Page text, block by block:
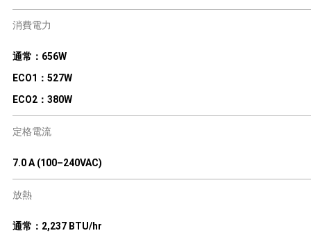
消費電力
通常：656W
ECO1：527W
ECO2：380W
定格電流
7.0 A (100–240VAC)
放熱
通常：2,237 BTU/hr